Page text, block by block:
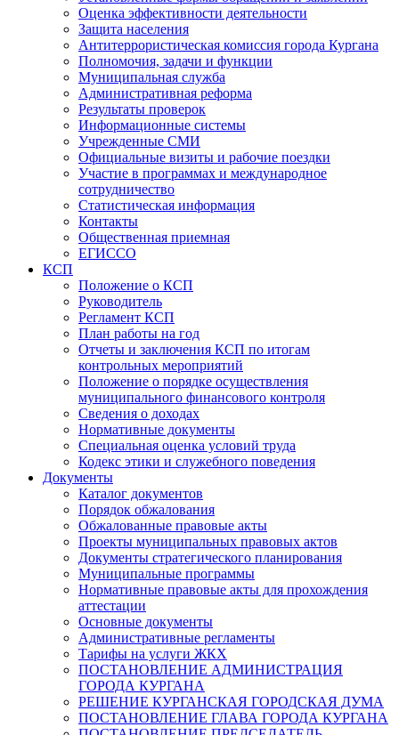
Оценка эффективности деятельности
Защита населения
Антитеррористическая комиссия города Кургана
Полномочия, задачи и функции
Муниципальная служба
Административная реформа
Результаты проверок
Информационные системы
Учрежденные СМИ
Официальные визиты и рабочие поездки
Участие в программах и международное
сотрудничество
Статистическая информация
Контакты
Общественная приемная
ЕГИССО
КСП
Положение о КСП
Руководитель
Регламент КСП
План работы на год
Отчеты и заключения КСП по итогам
контрольных мероприятий
Положение о порядке осуществления
муниципального финансового контроля
Сведения о доходах
Нормативные документы
Специальная оценка условий труда
Кодекс этики и служебного поведения
Документы
Каталог документов
Порядок обжалования
Обжалованные правовые акты
Проекты муниципальных правовых актов
Документы стратегического планирования
Муниципальные программы
Нормативные правовые акты для прохождения
аттестации
Основные документы
Административные регламенты
Тарифы на услуги ЖКХ
ПОСТАНОВЛЕНИЕ АДМИНИСТРАЦИЯ
ГОРОДА КУРГАНА
РЕШЕНИЕ КУРГАНСКАЯ ГОРОДСКАЯ ДУМА
ПОСТАНОВЛЕНИЕ ГЛАВА ГОРОДА КУРГАНА